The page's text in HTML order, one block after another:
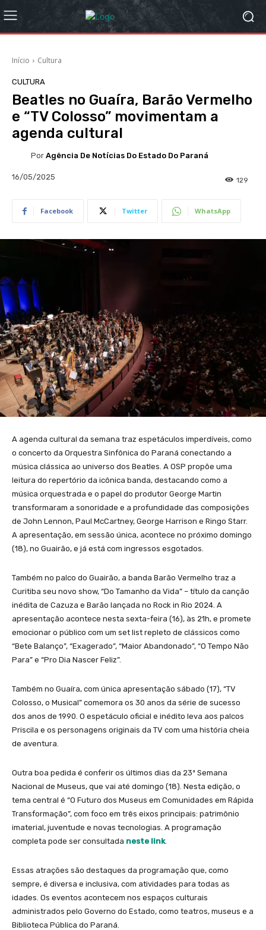
Início Cultura
CULTURA
Beatles no Guaíra, Barão Vermelho
e “TV Colosso” movimentam a
agenda cultural
Por Agência De Notícias Do Estado Do Paraná
16/05/2025 129
Facebook Twitter WhatsApp
A agenda cultural da semana traz espetáculos imperdíveis, como
o concerto da Orquestra Sinfônica do Paraná conectando a
música clássica ao universo dos Beatles. A OSP propõe uma
leitura do repertório da icônica banda, destacando como a
música orquestrada e o papel do produtor George Martin
transformaram a sonoridade e a profundidade das composições
de John Lennon, Paul McCartney, George Harrison e Ringo Starr.
A apresentação, em sessão única, acontece no próximo domingo
(18), no Guairão, e já está com ingressos esgotados.
Também no palco do Guairão, a banda Barão Vermelho traz a
Curitiba seu novo show, “Do Tamanho da Vida” – título da canção
inédita de Cazuza e Barão lançada no Rock in Rio 2024. A
apresentação acontece nesta sexta-feira (16), às 21h, e promete
emocionar o público com um set list repleto de clássicos como
“Bete Balanço”, “Exagerado”, “Maior Abandonado”, “O Tempo Não
Para” e “Pro Dia Nascer Feliz”.
Também no Guaíra, com única apresentação sábado (17), “TV
Colosso, o Musical” comemora os 30 anos da série de sucesso
dos anos de 1990. O espetáculo oficial e inédito leva aos palcos
Priscila e os personagens originais da TV com uma história cheia
de aventura.
Outra boa pedida é conferir os últimos dias da 23ª Semana
Nacional de Museus, que vai até domingo (18). Nesta edição, o
tema central é “O Futuro dos Museus em Comunidades em Rápida
Transformação”, com foco em três eixos principais: patrimônio
imaterial, juventude e novas tecnologias. A programação
completa pode ser consultada neste link.
Essas atrações são destaques da programação que, como
sempre, é diversa e inclusiva, com atividades para todas as
idades. Os eventos acontecem nos espaços culturais
administrados pelo Governo do Estado, como teatros, museus e a
Biblioteca Pública do Paraná.